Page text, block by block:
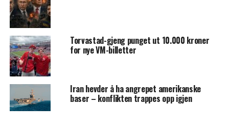
Torvastad-gjeng punget ut 10.000 kroner
for nye VM-billetter
Iran hevder å ha angrepet amerikanske
baser – konflikten trappes opp igjen